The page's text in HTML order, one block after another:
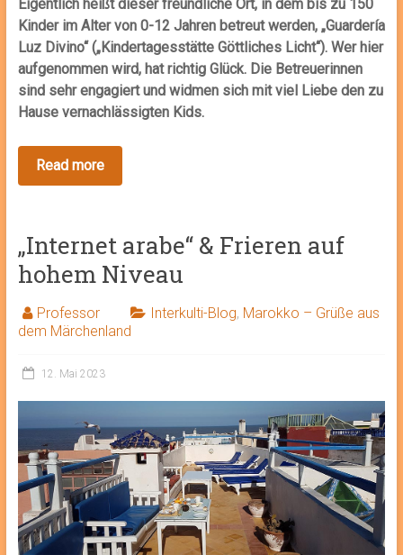
Eigentlich heißt dieser freundliche Ort, in dem bis zu 150
Kinder im Alter von 0-12 Jahren betreut werden, „Guardería
Luz Divino“ („Kindertagesstätte Göttliches Licht“). Wer hier
aufgenommen wird, hat richtig Glück. Die Betreuerinnen
sind sehr engagiert und widmen sich mit viel Liebe den zu
Hause vernachlässigten Kids.
„Internet arabe“ & Frieren auf
hohem Niveau
Professor Interkulti-Blog, Marokko – Grüße aus
dem Märchenland
12. Mai 2023